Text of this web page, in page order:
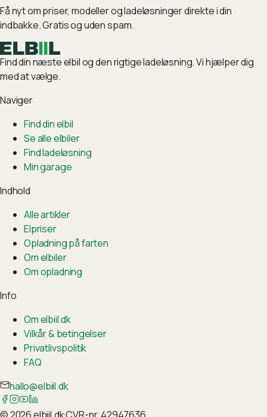
Få nyt om priser, modeller og ladeløsninger direkte i din
indbakke. Gratis og uden spam.
Find din næste elbil og den rigtige ladeløsning. Vi hjælper dig
med at vælge.
Naviger
Find din elbil
Se alle elbiler
Find ladeløsning
Min garage
Indhold
Alle artikler
Elpriser
Opladning på farten
Om elbiler
Om opladning
Info
Om elbiil.dk
Vilkår & betingelser
Privatlivspolitik
FAQ
hallo@elbiil.dk